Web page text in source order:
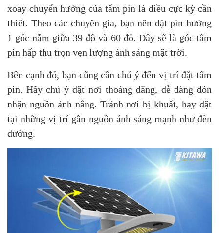
xoay chuyển hướng của tấm pin là điều cực kỳ cần
thiết. Theo các chuyên gia, bạn nên đặt pin hướng
1 góc nằm giữa 39 độ và 60 độ. Đây sẽ là góc tấm
pin hấp thu trọn vẹn lượng ánh sáng mặt trời.
Bên cạnh đó, bạn cũng cần chú ý đến vị trí đặt tấm
pin. Hãy chú ý đặt nơi thoáng đãng, dễ dàng đón
nhận nguồn ánh nắng. Tránh nơi bị khuất, hay đặt
tại những vị trí gần nguồn ánh sáng mạnh như đèn
đường.